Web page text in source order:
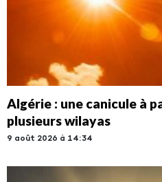
Algérie : une canicule à
plusieurs wilayas
9 août 2026 à 14:34